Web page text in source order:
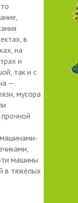
в
на
и
так и с
—
мусора
машины
в тяжёлых